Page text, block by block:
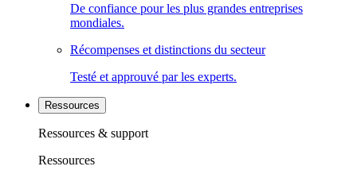
De confiance pour les plus grandes entreprises
mondiales.
Récompenses et distinctions du secteur
Testé et approuvé par les experts.
Ressources
Ressources & support
Ressources